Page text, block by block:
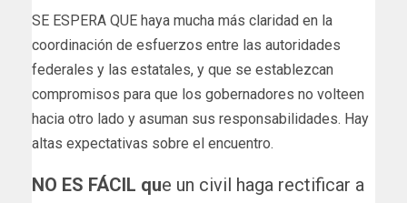
SE ESPERA QUE haya mucha más claridad en la
coordinación de esfuerzos entre las autoridades
federales y las estatales, y que se establezcan
compromisos para que los gobernadores no volteen
hacia otro lado y asuman sus responsabilidades. Hay
altas expectativas sobre el encuentro.
NO ES FÁCIL que un civil haga rectificar a